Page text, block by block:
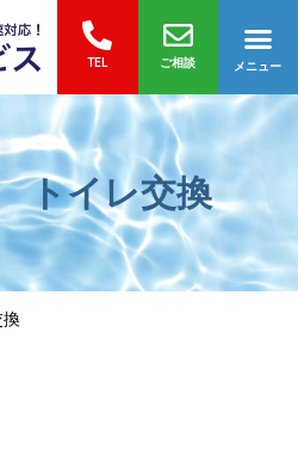
TEL ご相談 メニュー
トイレ交換